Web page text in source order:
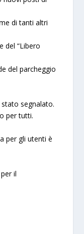
di tanti altri
del “Libero
del parcheggio
segnalato.
per tutti.
per gli utenti è
il